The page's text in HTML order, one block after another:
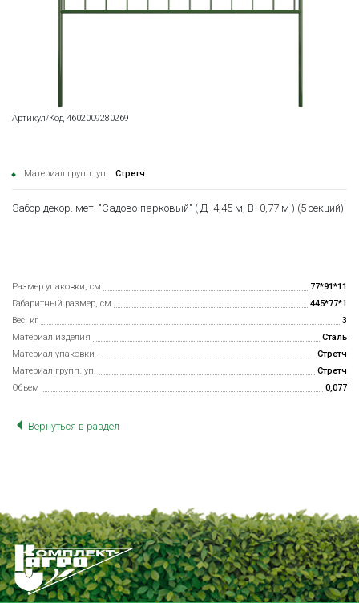
Артикул/Код 4602009280269
Материал групп. уп. Стретч
Забор декор. мет. "Садово-парковый" ( Д- 4,45 м, В- 0,77 м ) (5 секций)
Размер упаковки, см
77*91*11
Габаритный размер, см
445*77*1
Вес, кг
3
Материал изделия
Сталь
Материал упаковки
Стретч
Материал групп. уп.
Стретч
Объем
0,077
Вернуться в раздел